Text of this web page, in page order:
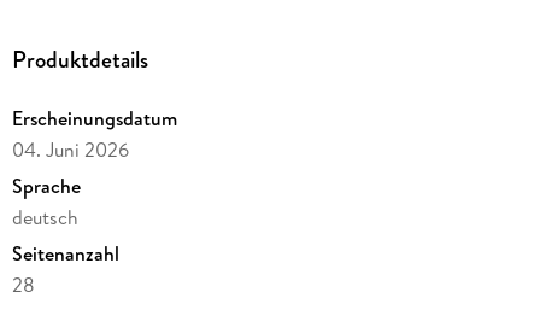
Ausstattung: Mit zahlreichen Illustrationen
Produktdetails
Erscheinungsdatum
04. Juni 2026
Sprache
deutsch
Seitenanzahl
28